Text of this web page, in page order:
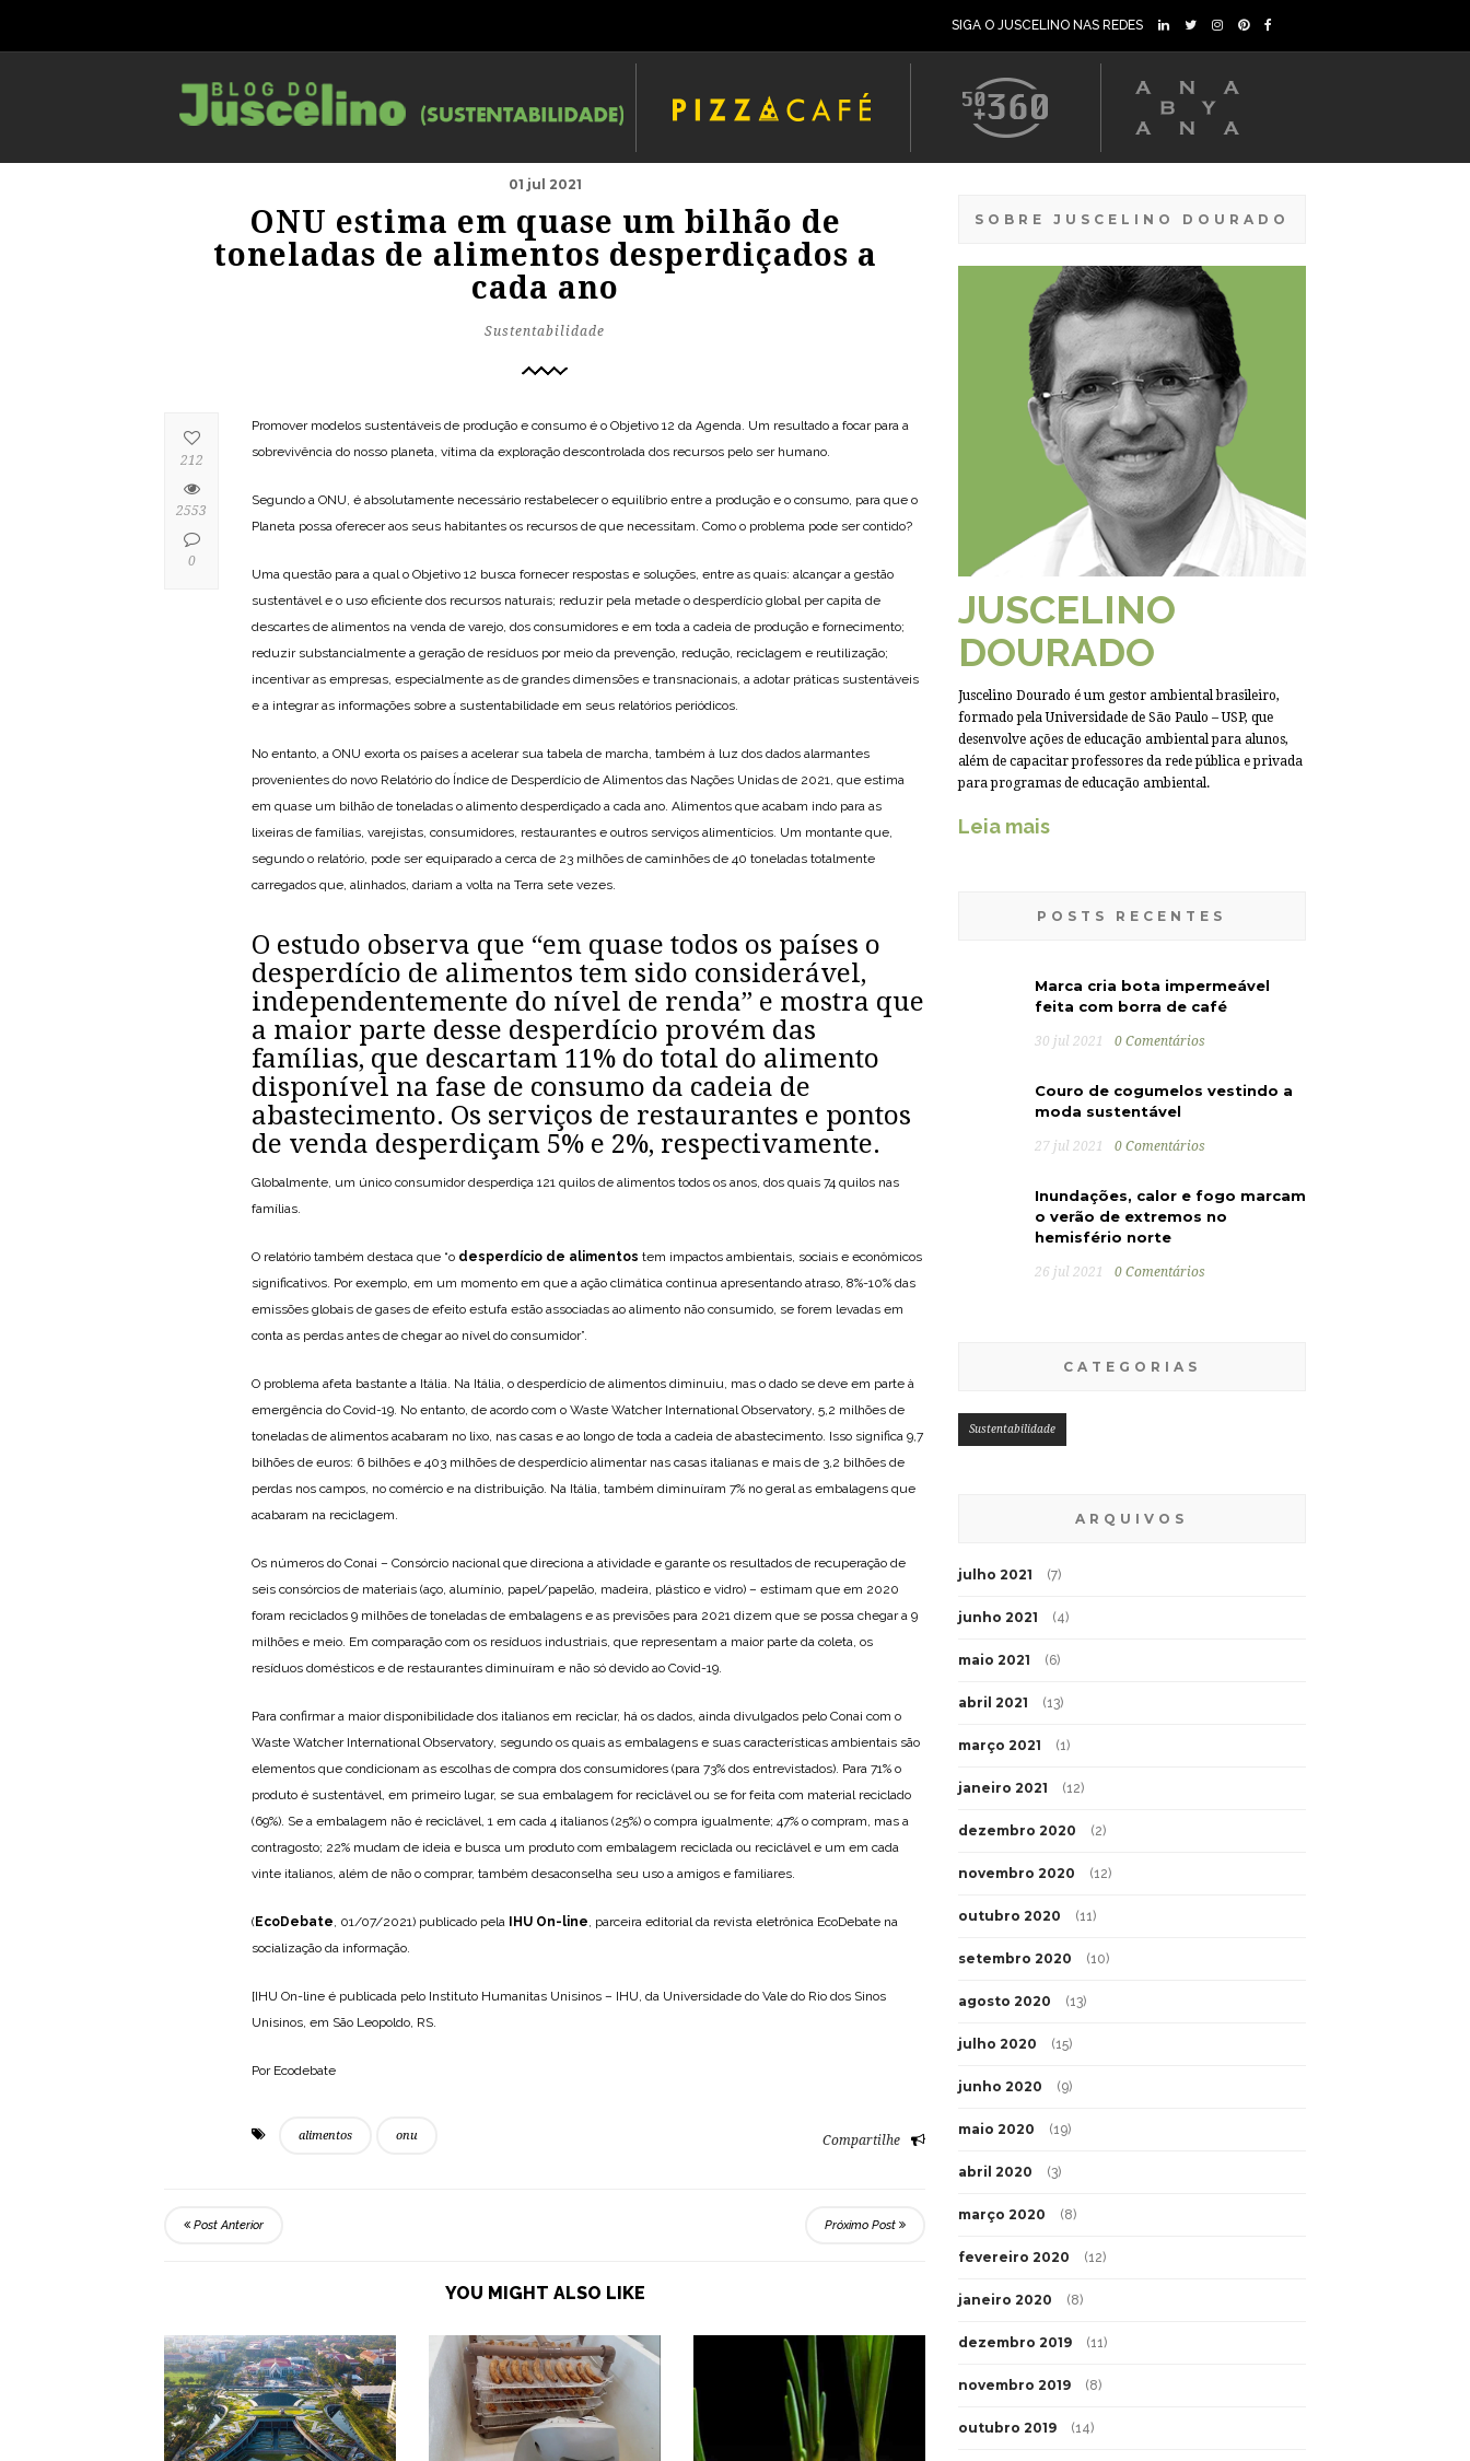
SIGA O JUSCELINO NAS REDES
01 jul 2021
ONU estima em quase um bilhão de
toneladas de alimentos desperdiçados a
cada ano
Sustentabilidade
Promover modelos sustentáveis de produção e consumo é o Objetivo 12 da Agenda. Um resultado a focar para a
sobrevivência do nosso planeta, vítima da exploração descontrolada dos recursos pelo ser humano.
Segundo a ONU, é absolutamente necessário restabelecer o equilíbrio entre a produção e o consumo, para que o
Planeta possa oferecer aos seus habitantes os recursos de que necessitam. Como o problema pode ser contido?
Uma questão para a qual o Objetivo 12 busca fornecer respostas e soluções, entre as quais: alcançar a gestão
sustentável e o uso eficiente dos recursos naturais; reduzir pela metade o desperdício global per capita de
descartes de alimentos na venda de varejo, dos consumidores e em toda a cadeia de produção e fornecimento;
reduzir substancialmente a geração de resíduos por meio da prevenção, redução, reciclagem e reutilização;
incentivar as empresas, especialmente as de grandes dimensões e transnacionais, a adotar práticas sustentáveis
e a integrar as informações sobre a sustentabilidade em seus relatórios periódicos.
No entanto, a ONU exorta os países a acelerar sua tabela de marcha, também à luz dos dados alarmantes
provenientes do novo Relatório do Índice de Desperdício de Alimentos das Nações Unidas de 2021, que estima
em quase um bilhão de toneladas o alimento desperdiçado a cada ano. Alimentos que acabam indo para as
lixeiras de famílias, varejistas, consumidores, restaurantes e outros serviços alimentícios. Um montante que,
segundo o relatório, pode ser equiparado a cerca de 23 milhões de caminhões de 40 toneladas totalmente
carregados que, alinhados, dariam a volta na Terra sete vezes.
O estudo observa que “em quase todos os países o
desperdício de alimentos tem sido considerável,
independentemente do nível de renda” e mostra que
a maior parte desse desperdício provém das
famílias, que descartam 11% do total do alimento
disponível na fase de consumo da cadeia de
abastecimento. Os serviços de restaurantes e pontos
de venda desperdiçam 5% e 2%, respectivamente.
Globalmente, um único consumidor desperdiça 121 quilos de alimentos todos os anos, dos quais 74 quilos nas
famílias.
O relatório também destaca que “o desperdício de alimentos tem impactos ambientais, sociais e econômicos
significativos. Por exemplo, em um momento em que a ação climática continua apresentando atraso, 8%-10% das
emissões globais de gases de efeito estufa estão associadas ao alimento não consumido, se forem levadas em
conta as perdas antes de chegar ao nível do consumidor”.
O problema afeta bastante a Itália. Na Itália, o desperdício de alimentos diminuiu, mas o dado se deve em parte à
emergência do Covid-19. No entanto, de acordo com o Waste Watcher International Observatory, 5,2 milhões de
toneladas de alimentos acabaram no lixo, nas casas e ao longo de toda a cadeia de abastecimento. Isso significa 9,7
bilhões de euros: 6 bilhões e 403 milhões de desperdício alimentar nas casas italianas e mais de 3,2 bilhões de
perdas nos campos, no comércio e na distribuição. Na Itália, também diminuíram 7% no geral as embalagens que
acabaram na reciclagem.
Os números do Conai – Consórcio nacional que direciona a atividade e garante os resultados de recuperação de
seis consórcios de materiais (aço, alumínio, papel/papelão, madeira, plástico e vidro) – estimam que em 2020
foram reciclados 9 milhões de toneladas de embalagens e as previsões para 2021 dizem que se possa chegar a 9
milhões e meio. Em comparação com os resíduos industriais, que representam a maior parte da coleta, os
resíduos domésticos e de restaurantes diminuíram e não só devido ao Covid-19.
Para confirmar a maior disponibilidade dos italianos em reciclar, há os dados, ainda divulgados pelo Conai com o
Waste Watcher International Observatory, segundo os quais as embalagens e suas características ambientais são
elementos que condicionam as escolhas de compra dos consumidores (para 73% dos entrevistados). Para 71% o
produto é sustentável, em primeiro lugar, se sua embalagem for reciclável ou se for feita com material reciclado
(69%). Se a embalagem não é reciclável, 1 em cada 4 italianos (25%) o compra igualmente; 47% o compram, mas a
contragosto; 22% mudam de ideia e busca um produto com embalagem reciclada ou reciclável e um em cada
vinte italianos, além de não o comprar, também desaconselha seu uso a amigos e familiares.
(EcoDebate, 01/07/2021) publicado pela IHU On-line, parceira editorial da revista eletrônica EcoDebate na
socialização da informação.
[IHU On-line é publicada pelo Instituto Humanitas Unisinos – IHU, da Universidade do Vale do Rio dos Sinos
Unisinos, em São Leopoldo, RS.
Por Ecodebate
alimentos onu Compartilhe
212
2553
0
Post Anterior Próximo Post
YOU MIGHT ALSO LIKE
SOBRE JUSCELINO DOURADO
JUSCELINO
DOURADO
Juscelino Dourado é um gestor ambiental brasileiro,
formado pela Universidade de São Paulo – USP, que
desenvolve ações de educação ambiental para alunos,
além de capacitar professores da rede pública e privada
para programas de educação ambiental.
Leia mais
POSTS RECENTES
Marca cria bota impermeável
feita com borra de café
30 jul 2021 0 Comentários
Couro de cogumelos vestindo a
moda sustentável
27 jul 2021 0 Comentários
Inundações, calor e fogo marcam
o verão de extremos no
hemisfério norte
26 jul 2021 0 Comentários
CATEGORIAS
Sustentabilidade
ARQUIVOS
julho 2021 (7)
junho 2021 (4)
maio 2021 (6)
abril 2021 (13)
março 2021 (1)
janeiro 2021 (12)
dezembro 2020 (2)
novembro 2020 (12)
outubro 2020 (11)
setembro 2020 (10)
agosto 2020 (13)
julho 2020 (15)
junho 2020 (9)
maio 2020 (19)
abril 2020 (3)
março 2020 (8)
fevereiro 2020 (12)
janeiro 2020 (8)
dezembro 2019 (11)
novembro 2019 (8)
outubro 2019 (14)